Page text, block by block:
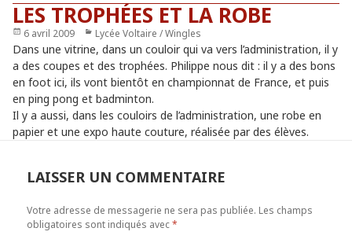
LES TROPHÉES ET LA ROBE
Publié
le
6 avril 2009 Catégories
Lycée Voltaire / Wingles
Dans une vitrine, dans un couloir qui va vers l’administration, il y
a des coupes et des trophées. Philippe nous dit : il y a des bons
en foot ici, ils vont bientôt en championnat de France, et puis
en ping pong et badminton.
Il y a aussi, dans les couloirs de l’administration, une robe en
papier et une expo haute couture, réalisée par des élèves.
LAISSER UN COMMENTAIRE
Votre adresse de messagerie ne sera pas publiée. Les champs
obligatoires sont indiqués avec*